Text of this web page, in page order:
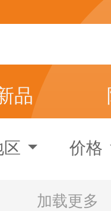
品
价格
加载更多